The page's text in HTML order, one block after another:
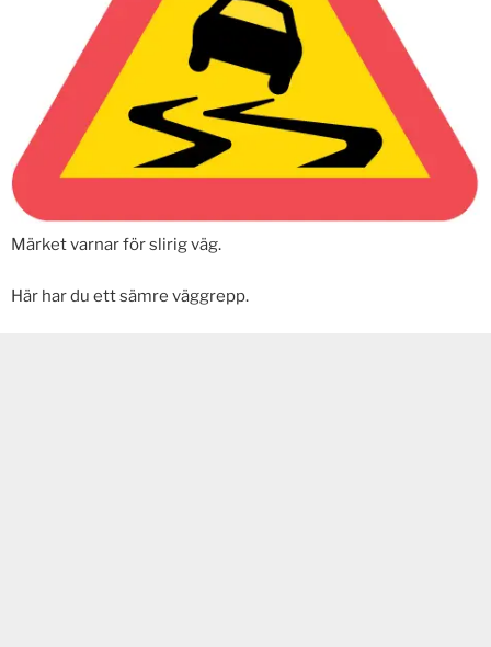
Märket varnar för slirig väg.
Här har du ett sämre väggrepp.